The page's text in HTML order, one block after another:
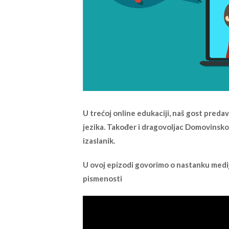
U trećoj online edukaciji, naš gost
jezika. Također i dragovoljac
izaslanik.
U ovoj epizodi govorimo o nastanku
pismenosti